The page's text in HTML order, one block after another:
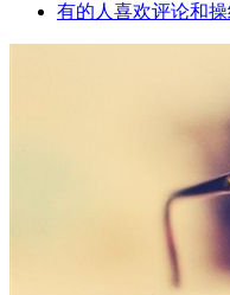
有的人喜欢评论和操